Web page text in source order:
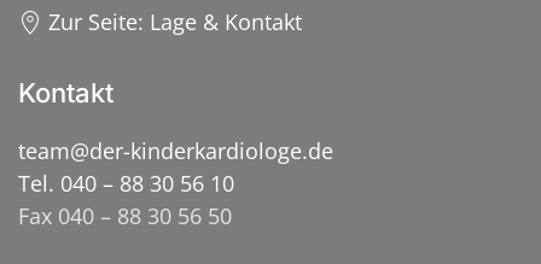
Zur Seite: Lage & Kontakt
Kontakt
team@der-kinderkardiologe.de
Tel. 040 – 88 30 56 10
Fax 040 – 88 30 56 50